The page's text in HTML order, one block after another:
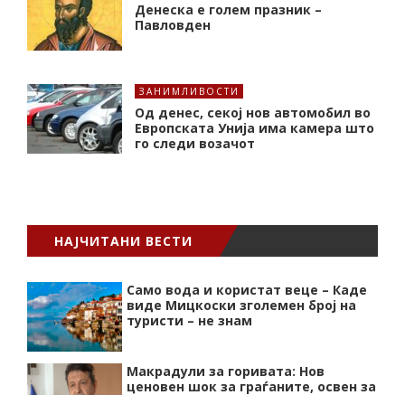
Денеска е голем празник –
Павловден
ЗАНИМЛИВОСТИ
Од денес, секој нов автомобил во
Европската Унија има камера што
го следи возачот
НАЈЧИТАНИ ВЕСТИ
Само вода и користат веце – Каде
виде Мицкоски зголемен број на
туристи – не знам
Макрадули за горивата: Нов
ценовен шок за граѓаните, освен за